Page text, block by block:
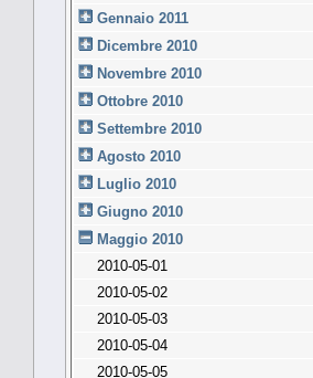
Gennaio 2011
Dicembre 2010
Novembre 2010
Ottobre 2010
Settembre 2010
Agosto 2010
Luglio 2010
Giugno 2010
Maggio 2010
2010-05-01
2010-05-02
2010-05-03
2010-05-04
2010-05-05